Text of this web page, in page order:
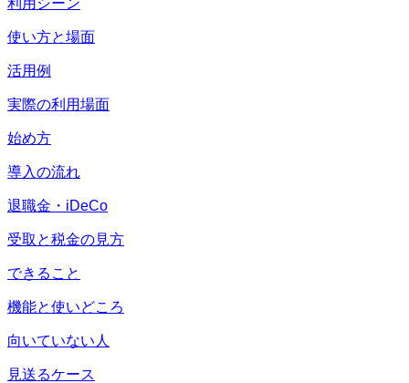
利用シーン
使い方と場面
活用例
実際の利用場面
始め方
導入の流れ
退職金・iDeCo
受取と税金の見方
できること
機能と使いどころ
向いていない人
見送るケース